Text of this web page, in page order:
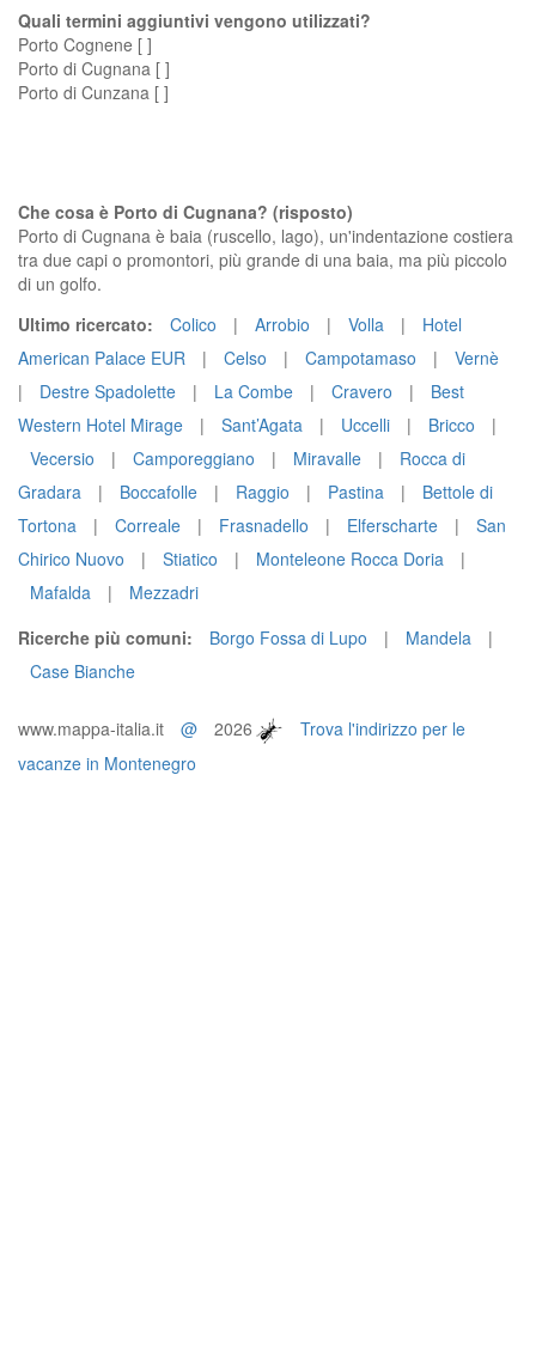
Quali termini aggiuntivi vengono utilizzati?
Porto Cognene [ ]
Porto di Cugnana [ ]
Porto di Cunzana [ ]
Che cosa è Porto di Cugnana? (risposto)
Porto di Cugnana è baia (ruscello, lago), un'indentazione costiera
tra due capi o promontori, più grande di una baia, ma più piccolo
di un golfo.
Ultimo ricercato:
Colico | Arrobio | Volla |
Hotel
American Palace EUR
| Celso | Campotamaso |
Vernè
|
Destre Spadolette | La Combe | Cravero |
Best
Western Hotel Mirage
| Sant’Agata | Uccelli | Bricco
|
Vecersio
| Camporeggiano | Miravalle |
Rocca di
Gradara
| Boccafolle | Raggio | Pastina |
Bettole di
Tortona
| Correale | Frasnadello | Elferscharte |
San
Chirico Nuovo
| Stiatico | Monteleone Rocca Doria
|
Mafalda
|
Mezzadri
Ricerche più comuni:
Borgo Fossa di Lupo | Mandela
|
Case Bianche
www.mappa-italia.it @ 2026
Trova l'indirizzo per le
vacanze in Montenegro